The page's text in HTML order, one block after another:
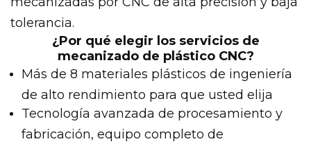
tolerancia.
¿Por qué elegir los servicios de
mecanizado de plástico CNC?
Más de 8 materiales plásticos de ingeniería
de alto rendimiento para que usted elija
Tecnología avanzada de procesamiento y
fabricación, equipo completo de